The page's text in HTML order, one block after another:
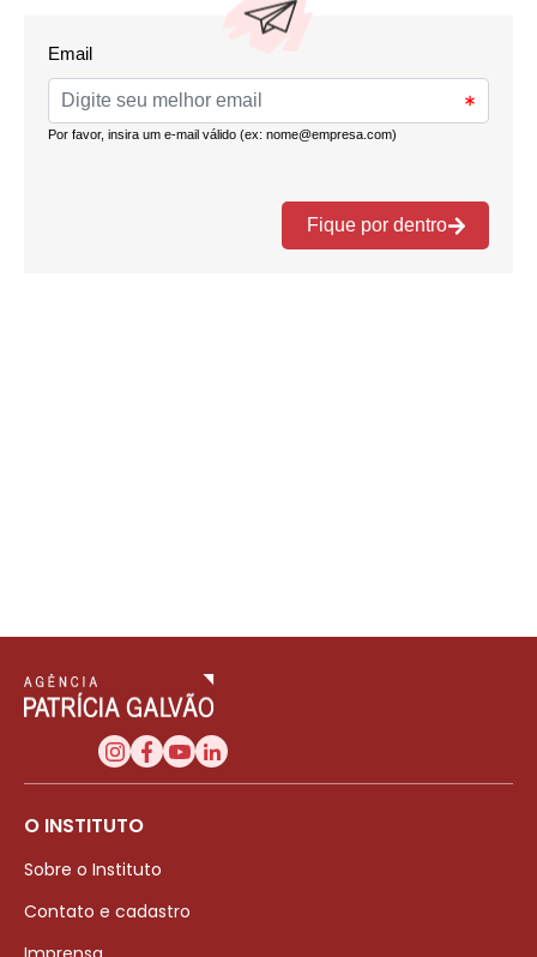
O INSTITUTO
Sobre o Instituto
Contato e cadastro